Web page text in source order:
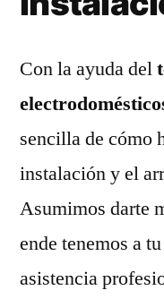
Con la ayuda del
sencilla de cómo
instalación y el
Asumimos darte
ende tenemos a
asistencia